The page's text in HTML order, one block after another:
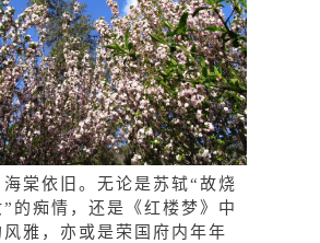
棠依旧。无论是苏轼“故烧
的痴情，还是《红楼梦》中
雅，亦或是荣国府内年年